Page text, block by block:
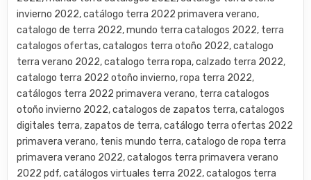
invierno 2022, catálogo terra 2022 primavera verano,
catalogo de terra 2022, mundo terra catalogos 2022, terra
catalogos ofertas, catalogos terra otoño 2022, catalogo
terra verano 2022, catalogo terra ropa, calzado terra 2022,
catalogo terra 2022 otoño invierno, ropa terra 2022,
catálogos terra 2022 primavera verano, terra catalogos
otoño invierno 2022, catalogos de zapatos terra, catalogos
digitales terra, zapatos de terra, catálogo terra ofertas 2022
primavera verano, tenis mundo terra, catalogo de ropa terra
primavera verano 2022, catalogos terra primavera verano
2022 pdf, catálogos virtuales terra 2022, catalogos terra